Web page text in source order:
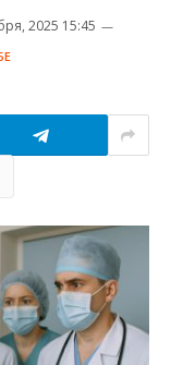
2025 15:45